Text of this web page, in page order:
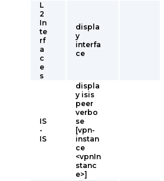
L
2
In
te
rf
a
c
e
s
displa
y
interfa
ce
IS
-
IS
displa
y isis
peer
verbo
se
[vpn-
instan
ce
<vpnIn
stanc
e>]